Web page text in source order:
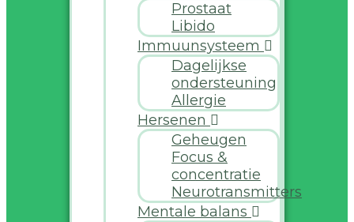
Prostaat
Libido
Immuunsysteem
Dagelijkse
ondersteuning
Allergie
Hersenen
Geheugen
Focus &
concentratie
Neurotransmitters
Mentale balans